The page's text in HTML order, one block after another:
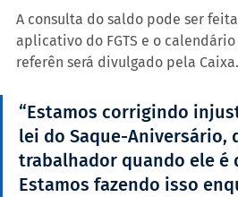
A consulta do saldo pode ser
aplicativo do FGTS e o
referên será divulgado pela Caixa.
“Estamos corrigindo
lei do Saque-Aniversário,
trabalhador quando ele é
Estamos fazendo isso